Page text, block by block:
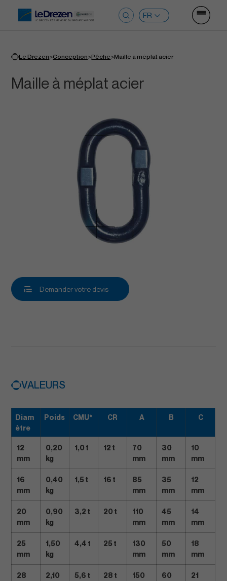
Ouvrir
Rechercher :
Le Drezen>Conception>Pêche>Maille à méplat acier
Maille à méplat acier
Demander votre devis
VALEURS
Diam
ètre
Poids CMU* CR A B C
12
mm
0,20
kg
1,0 t 12 t
70
mm
30
mm
10
mm
16
mm
0,40
kg
1,5 t 16 t
85
mm
35
mm
12
mm
20
mm
0,90
kg
3,2 t 20 t
110
mm
45
mm
14
mm
25
mm
1,50
kg
4,4 t 25 t
130
mm
50
mm
18
mm
28
2,10
5,6 t 28 t
150
60
21